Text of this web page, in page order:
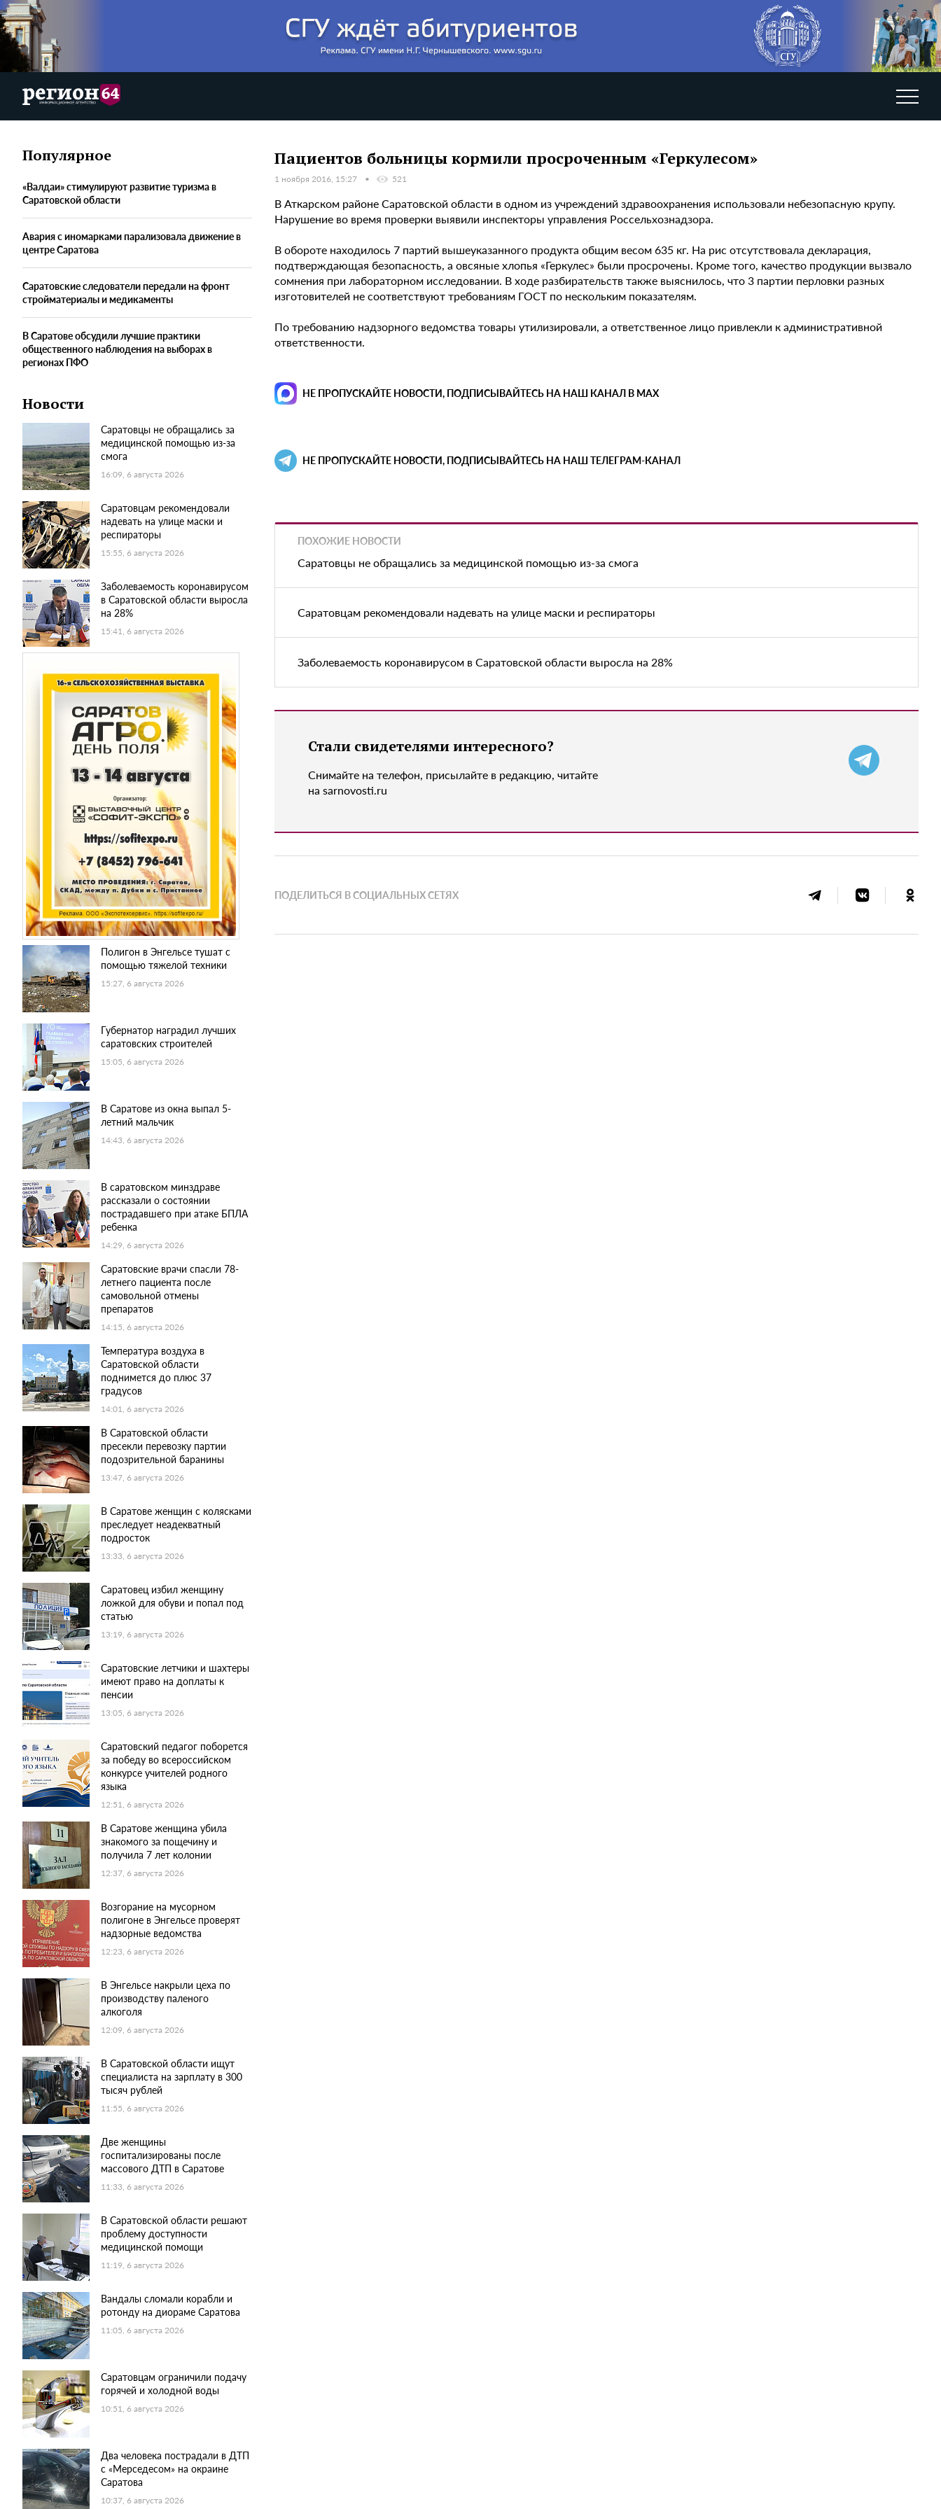
Популярное
«Валдаи» стимулируют развитие туризма в
Саратовской области
Авария с иномарками парализовала движение в
центре Саратова
Саратовские следователи передали на фронт
стройматериалы и медикаменты
В Саратове обсудили лучшие практики
общественного наблюдения на выборах в
регионах ПФО
Новости
Саратовцы не обращались за
медицинской помощью из-за
смога
16:09, 6 августа 2026
Саратовцам рекомендовали
надевать на улице маски и
респираторы
15:55, 6 августа 2026
Заболеваемость коронавирусом
в Саратовской области выросла
на 28%
15:41, 6 августа 2026
Полигон в Энгельсе тушат с
помощью тяжелой техники
15:27, 6 августа 2026
Губернатор наградил лучших
саратовских строителей
15:05, 6 августа 2026
В Саратове из окна выпал 5-
летний мальчик
14:43, 6 августа 2026
В саратовском минздраве
рассказали о состоянии
пострадавшего при атаке БПЛА
ребенка
14:29, 6 августа 2026
Саратовские врачи спасли 78-
летнего пациента после
самовольной отмены
препаратов
14:15, 6 августа 2026
Температура воздуха в
Саратовской области
поднимется до плюс 37
градусов
14:01, 6 августа 2026
В Саратовской области
пресекли перевозку партии
подозрительной баранины
13:47, 6 августа 2026
В Саратове женщин с колясками
преследует неадекватный
подросток
13:33, 6 августа 2026
Саратовец избил женщину
ложкой для обуви и попал под
статью
13:19, 6 августа 2026
Саратовские летчики и шахтеры
имеют право на доплаты к
пенсии
13:05, 6 августа 2026
Саратовский педагог поборется
за победу во всероссийском
конкурсе учителей родного
языка
12:51, 6 августа 2026
В Саратове женщина убила
знакомого за пощечину и
получила 7 лет колонии
12:37, 6 августа 2026
Возгорание на мусорном
полигоне в Энгельсе проверят
надзорные ведомства
12:23, 6 августа 2026
В Энгельсе накрыли цеха по
производству паленого
алкоголя
12:09, 6 августа 2026
В Саратовской области ищут
специалиста на зарплату в 300
тысяч рублей
11:55, 6 августа 2026
Две женщины
госпитализированы после
массового ДТП в Саратове
11:33, 6 августа 2026
В Саратовской области решают
проблему доступности
медицинской помощи
11:19, 6 августа 2026
Вандалы сломали корабли и
ротонду на диораме Саратова
11:05, 6 августа 2026
Саратовцам ограничили подачу
горячей и холодной воды
10:51, 6 августа 2026
Два человека пострадали в ДТП
с «Мерседесом» на окраине
Саратова
10:37, 6 августа 2026
Пациентов больницы кормили просроченным «Геркулесом»
1 ноября 2016, 15:27 521
В Аткарском районе Саратовской области в одном из учреждений здравоохранения использовали небезопасную крупу.
Нарушение во время проверки выявили инспекторы управления Россельхознадзора.
В обороте находилось 7 партий вышеуказанного продукта общим весом 635 кг. На рис отсутствовала декларация,
подтверждающая безопасность, а овсяные хлопья «Геркулес» были просрочены. Кроме того, качество продукции вызвало
сомнения при лабораторном исследовании. В ходе разбирательств также выяснилось, что 3 партии перловки разных
изготовителей не соответствуют требованиям ГОСТ по нескольким показателям.
По требованию надзорного ведомства товары утилизировали, а ответственное лицо привлекли к административной
ответственности.
НЕ ПРОПУСКАЙТЕ НОВОСТИ, ПОДПИСЫВАЙТЕСЬ НА НАШ КАНАЛ В MAX
НЕ ПРОПУСКАЙТЕ НОВОСТИ, ПОДПИСЫВАЙТЕСЬ НА НАШ ТЕЛЕГРАМ-КАНАЛ
ПОХОЖИЕ НОВОСТИ
Саратовцы не обращались за медицинской помощью из-за смога
Саратовцам рекомендовали надевать на улице маски и респираторы
Заболеваемость коронавирусом в Саратовской области выросла на 28%
Стали свидетелями интересного?
Снимайте на телефон, присылайте в редакцию, читайте
на sarnovosti.ru
ПОДЕЛИТЬСЯ В СОЦИАЛЬНЫХ СЕТЯХ